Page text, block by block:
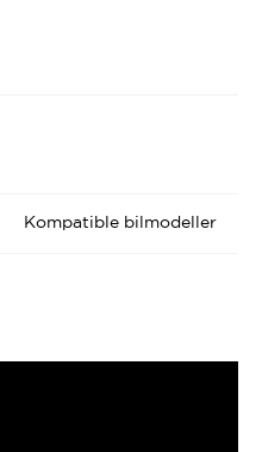
Kompatible bilmodeller